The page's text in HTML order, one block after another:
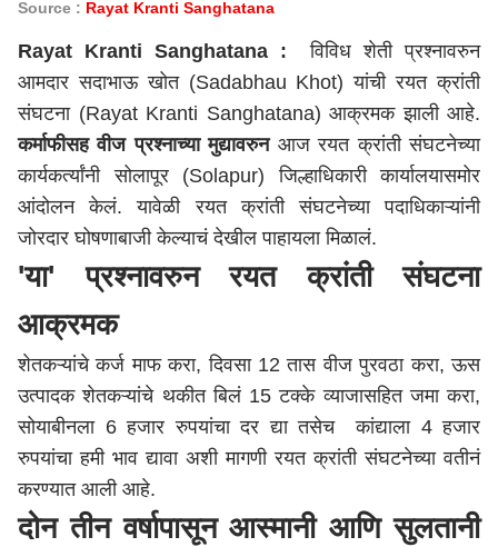
Source : Rayat Kranti Sanghatana
Rayat Kranti Sanghatana : विविध शेती प्रश्नावरुन
आमदार सदाभाऊ खोत (Sadabhau Khot) यांची रयत क्रांती
संघटना (Rayat Kranti Sanghatana) आक्रमक झाली आहे.
कर्माफीसह वीज प्रश्नाच्या मुद्यावरुनआज रयत क्रांती संघटनेच्या
कार्यकर्त्यांनीसोलापूर(Solapur) जिल्हाधिकारी कार्यालयासमोर
आंदोलन केलं. यावेळी रयत क्रांती संघटनेच्या पदाधिकाऱ्यांनी
जोरदार घोषणाबाजी केल्याचं देखील पाहायला मिळालं.
'या' प्रश्नावरुन रयत क्रांती संघटना
आक्रमक
शेतकऱ्यांचे कर्ज माफ करा, दिवसा 12 तास वीज पुरवठा करा, ऊस
उत्पादक शेतकऱ्यांचे थकीत बिलं 15 टक्के व्याजासहित जमा करा,
सोयाबीनला 6 हजार रुपयांचा दर द्या तसेच कांद्याला 4 हजार
रुपयांचा हमी भाव द्यावा अशी मागणी रयत क्रांती संघटनेच्या वतीनं
करण्यात आली आहे.
दोन तीन वर्षापासून आस्मानी आणि सुलतानी